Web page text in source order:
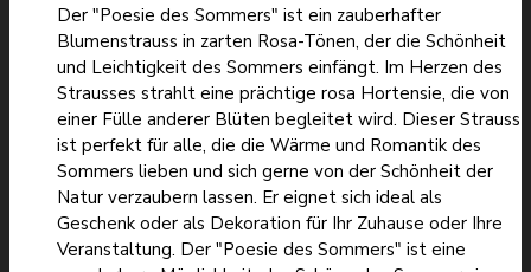
Der "Poesie des Sommers" ist ein zauberhafter
Blumenstrauss in zarten Rosa-Tönen, der die Schönheit
und Leichtigkeit des Sommers einfängt. Im Herzen des
Strausses strahlt eine prächtige rosa Hortensie, die von
einer Fülle anderer Blüten begleitet wird. Dieser Strauss
ist perfekt für alle, die die Wärme und Romantik des
Sommers lieben und sich gerne von der Schönheit der
Natur verzaubern lassen. Er eignet sich ideal als
Geschenk oder als Dekoration für Ihr Zuhause oder Ihre
Veranstaltung. Der "Poesie des Sommers" ist eine